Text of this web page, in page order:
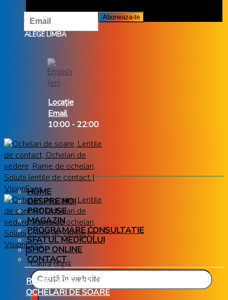
ALEGE LIMBA
Locație
Email
10:00 - 22:00
Caută după:
HOME
DESPRE NOI
PRODUSE
MAGAZIN
PROGRAMARE CONSULTATIE
SFATUL MEDICULUI
SHOP ONLINE
CONTACT
RAME OCHELARI DE VEDERE
OCHELARI DE SOARE